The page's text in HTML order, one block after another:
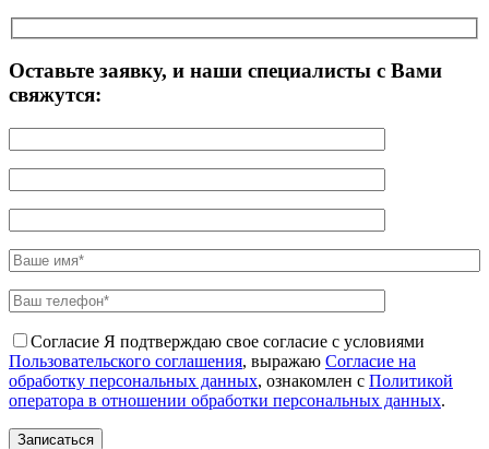
Оставьте заявку, и наши специалисты с Вами
свяжутся:
Согласие Я подтверждаю свое согласие с условиями
Пользовательского соглашения, выражаю Согласие на
обработку персональных данных, ознакомлен с Политикой
оператора в отношении обработки персональных данных.